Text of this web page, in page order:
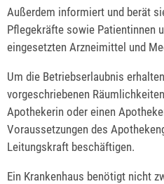
Außerdem informiert und berät
Pflegekräfte sowie Patientinnen
eingesetzten Arzneimittel und
Um die Betriebserlaubnis
vorgeschriebenen
Apothekerin oder einen
Voraussetzungen des
Leitungskraft beschäftigen.
Ein Krankenhaus benötigt nicht